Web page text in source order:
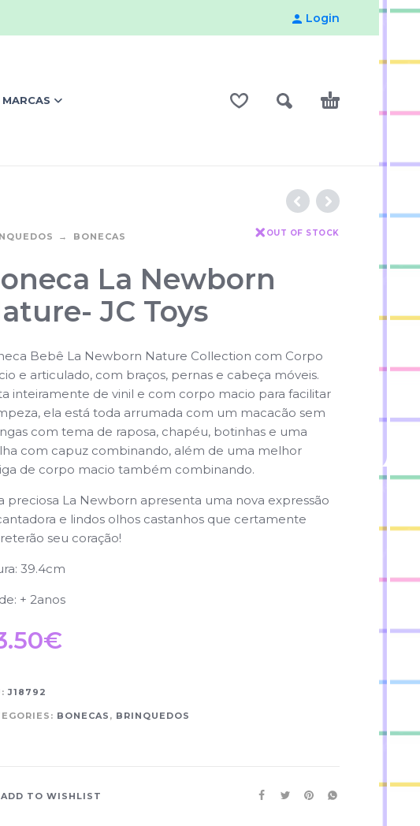
Login
MARCAS
BONECAS OUT OF STOCK
La Newborn
JC Toys
Bebê La Newborn Nature Collection com Corpo
e articulado, com braços, pernas e cabeça móveis.
inteiramente de vinil e com corpo macio para facilitar
ela está toda arrumada com um macacão sem
com tema de raposa, chapéu, botinhas e uma
com capuz combinando, além de uma melhor
de corpo macio também combinando.
preciosa La Newborn apresenta uma nova expressão
e lindos olhos castanhos que certamente
seu coração!
39.4cm
+ 2anos
€
J18792
BONECAS , BRINQUEDOS
ADD TO WISHLIST